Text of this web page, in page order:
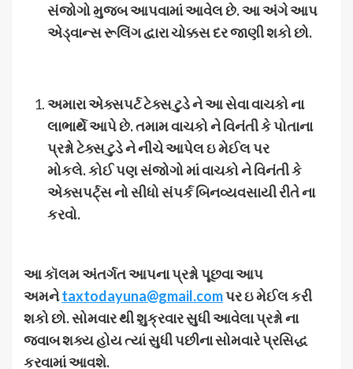
સંજોગોમુજબઆપવામાંઆવેલછે.આઅંગેઆપ
એડ્વાન્સરૂલિંગદ્વારાચોક્કસદરજાણીશકોછો.
અમારાએક્સપર્ટટેક્સટુડેનેઆસેવાવાચકોના
લાભાર્થેઆપેછે.તમામવાચકોનેવિનંતીકેપોતાના
પ્રશ્નોટેક્સટુડેનેનીચેઆપેલઇમેઈલપર
મોકલે.કોઈપણસંજોગોમાંવાચકોનેવિનંતીકે
એક્સપર્ટ્સનોસીધોસંપર્કબિનવ્યવસાયીરીતેના
કરવો.
આકૉલમઅંતર્ગતઆપનાપ્રશ્નોપૂછવાઆપ
અમનેtaxtodayuna@gmail.comપરઇમેઈલકરી
શકોછો.સોમવારથીશુક્રવારસુધીઆવેલાપ્રશ્નોના
જવાબશક્યહોયત્યાંસુધીપછીનાસોમવારેપ્રસિદ્ધ
કરવામાંઆવશે.